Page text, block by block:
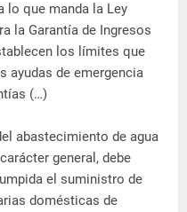
lo que manda la Ley
la Garantía de Ingresos
los límites que
ayudas de emergencia
(…)
abastecimiento de agua
general, debe
el suministro de
domésticas de